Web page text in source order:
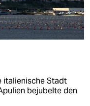
italienische Stadt
bejubelte den